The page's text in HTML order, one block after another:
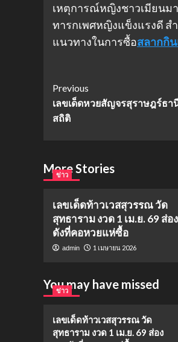
เหตุการณ์หญิงชาวเมียนม
ทารกเพศหญิงแข็งแรงดี ส
แนวทางในการซื้อสลากกิ
Post
Navigation
Previous
เลขเด็ดหวยสัญจรสุราษฎร์ธา
สถิติ
More Stories
ข่าว
เลขเด็ดท้าวเวสสุวรรณ วัด
สุทธาราม งวด 1 เม.ย. 69 ส่อ
ดังที่คอหวยแห่ซื้อ
admin 1 เมษายน 2026
You may have missed
ข่าว
เลขเด็ดท้าวเวสสุวรรณ วัด
สุทธาราม งวด 1 เม.ย. 69 ส่อง